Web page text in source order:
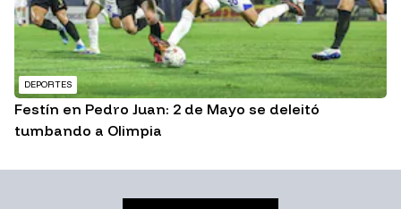
DEPORTES
Festín en Pedro Juan: 2 de Mayo se deleitó
tumbando a Olimpia